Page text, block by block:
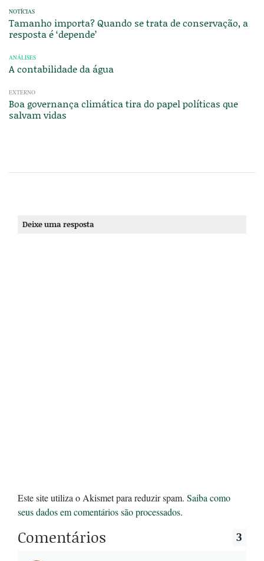
NOTÍCIAS
Tamanho importa? Quando se trata de conservação, a
resposta é ‘depende’
ANÁLISES
A contabilidade da água
EXTERNO
Boa governança climática tira do papel políticas que
salvam vidas
Deixe uma resposta
Este site utiliza o Akismet para reduzir spam. Saiba como
seus dados em comentários são processados.
Comentários 3